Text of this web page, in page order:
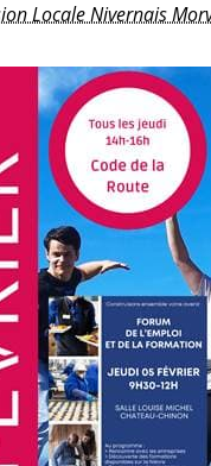
Locale Nivernais